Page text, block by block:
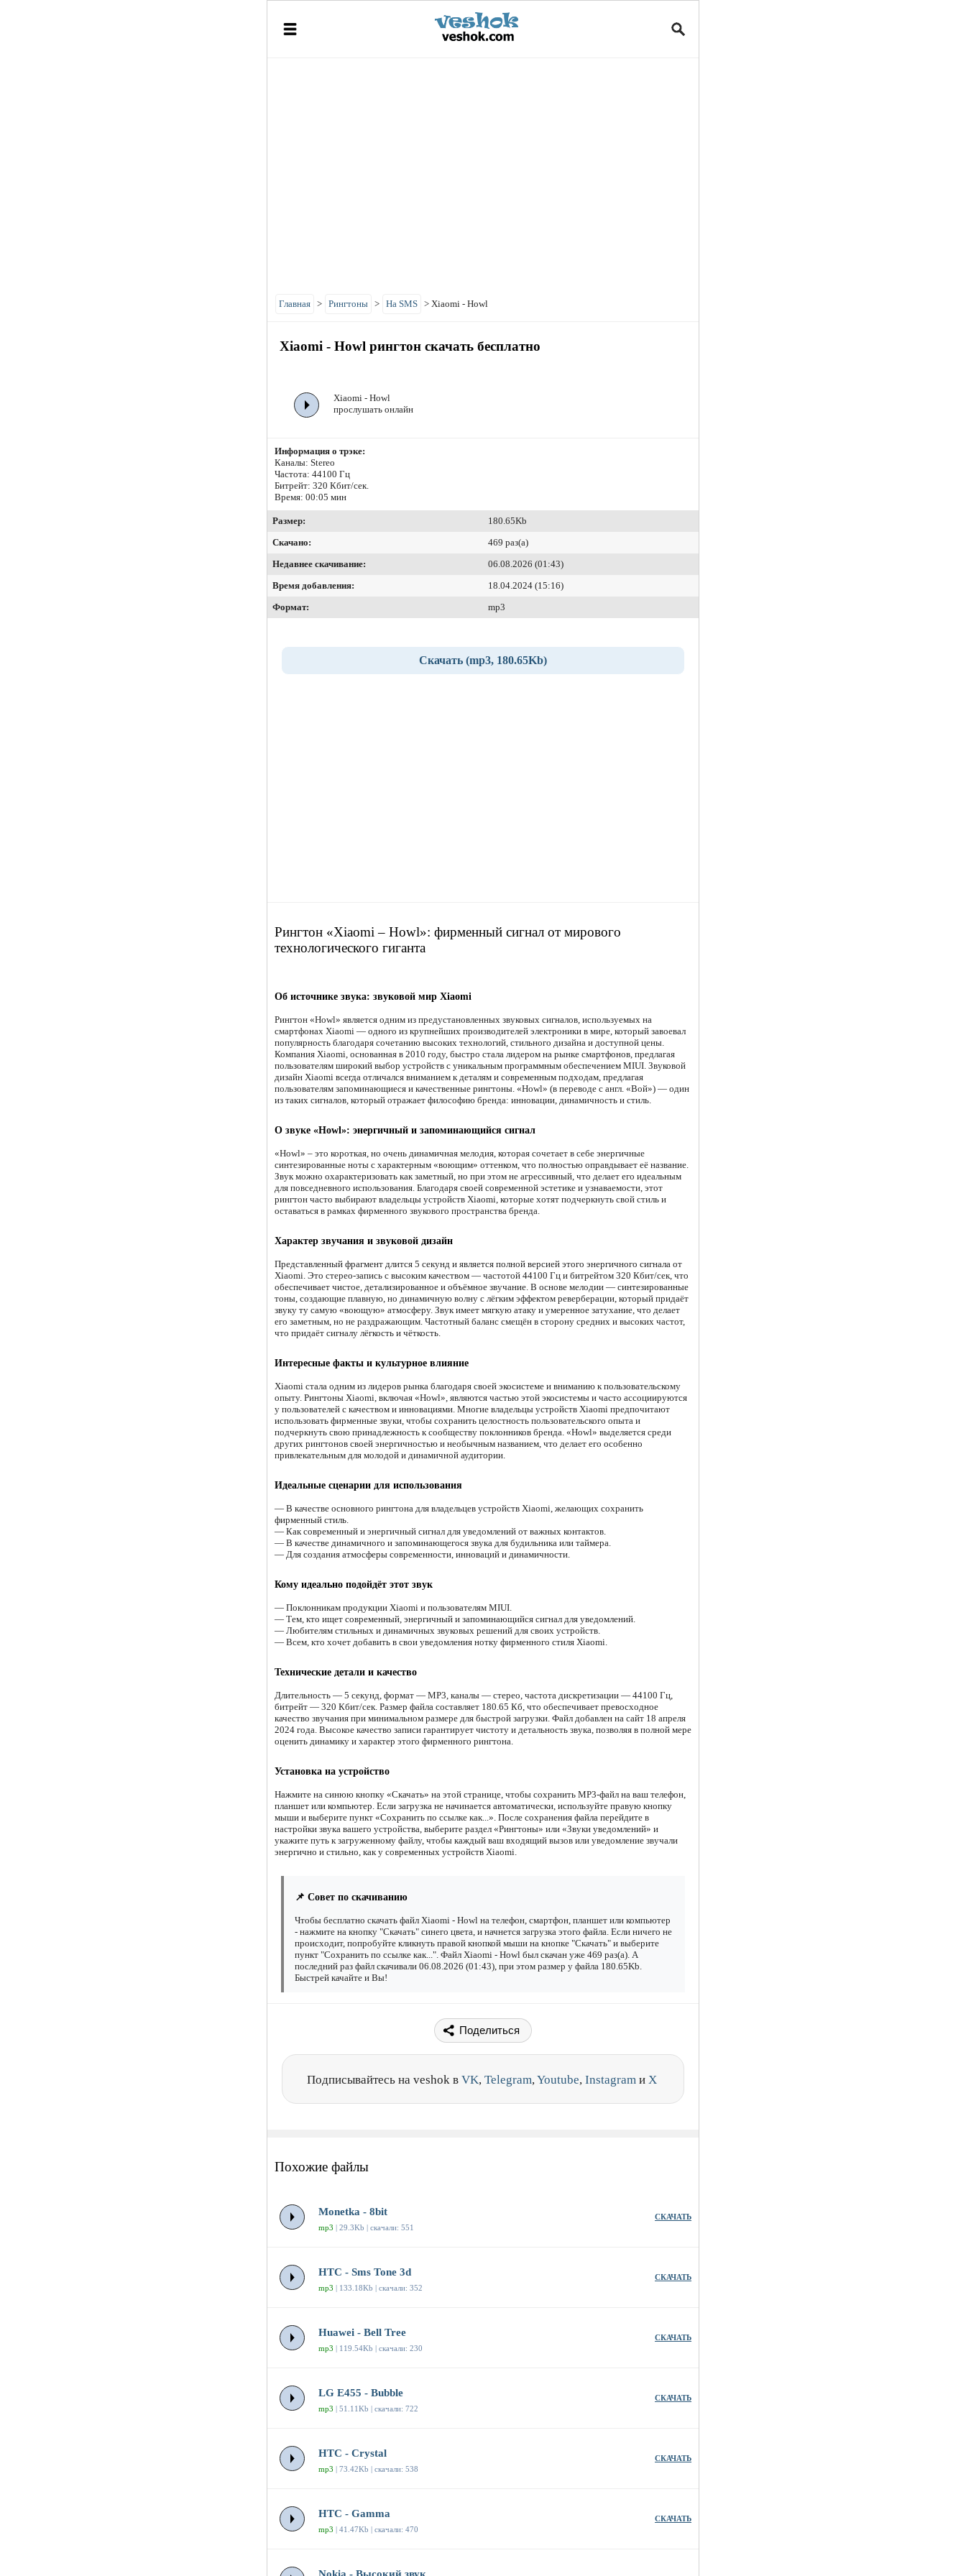
Главная > Рингтоны > На SMS > Xiaomi - Howl
Xiaomi - Howl рингтон скачать бесплатно
Xiaomi - Howl
прослушать онлайн
Информация о трэке:
Каналы: Stereo
Частота: 44100 Гц
Битрейт: 320 Кбит/сек.
Время: 00:05 мин
Размер:
180.65Kb
Скачано:
469 раз(а)
Недавнее скачивание:
06.08.2026 (01:43)
Время добавления:
18.04.2024 (15:16)
Формат:
mp3
Скачать (mp3, 180.65Kb)
Рингтон «Xiaomi – Howl»: фирменный сигнал от мирового
технологического гиганта
Об источнике звука: звуковой мир Xiaomi
Рингтон «Howl» является одним из предустановленных звуковых сигналов, используемых на
смартфонах Xiaomi — одного из крупнейших производителей электроники в мире, который завоевал
популярность благодаря сочетанию высоких технологий, стильного дизайна и доступной цены.
Компания Xiaomi, основанная в 2010 году, быстро стала лидером на рынке смартфонов, предлагая
пользователям широкий выбор устройств с уникальным программным обеспечением MIUI. Звуковой
дизайн Xiaomi всегда отличался вниманием к деталям и современным подходам, предлагая
пользователям запоминающиеся и качественные рингтоны. «Howl» (в переводе с англ. «Вой») — один
из таких сигналов, который отражает философию бренда: инновации, динамичность и стиль.
О звуке «Howl»: энергичный и запоминающийся сигнал
«Howl» – это короткая, но очень динамичная мелодия, которая сочетает в себе энергичные
синтезированные ноты с характерным «воющим» оттенком, что полностью оправдывает её название.
Звук можно охарактеризовать как заметный, но при этом не агрессивный, что делает его идеальным
для повседневного использования. Благодаря своей современной эстетике и узнаваемости, этот
рингтон часто выбирают владельцы устройств Xiaomi, которые хотят подчеркнуть свой стиль и
оставаться в рамках фирменного звукового пространства бренда.
Характер звучания и звуковой дизайн
Представленный фрагмент длится 5 секунд и является полной версией этого энергичного сигнала от
Xiaomi. Это стерео-запись с высоким качеством — частотой 44100 Гц и битрейтом 320 Кбит/сек, что
обеспечивает чистое, детализированное и объёмное звучание. В основе мелодии — синтезированные
тоны, создающие плавную, но динамичную волну с лёгким эффектом реверберации, который придаёт
звуку ту самую «воющую» атмосферу. Звук имеет мягкую атаку и умеренное затухание, что делает
его заметным, но не раздражающим. Частотный баланс смещён в сторону средних и высоких частот,
что придаёт сигналу лёгкость и чёткость.
Интересные факты и культурное влияние
Xiaomi стала одним из лидеров рынка благодаря своей экосистеме и вниманию к пользовательскому
опыту. Рингтоны Xiaomi, включая «Howl», являются частью этой экосистемы и часто ассоциируются
у пользователей с качеством и инновациями. Многие владельцы устройств Xiaomi предпочитают
использовать фирменные звуки, чтобы сохранить целостность пользовательского опыта и
подчеркнуть свою принадлежность к сообществу поклонников бренда. «Howl» выделяется среди
других рингтонов своей энергичностью и необычным названием, что делает его особенно
привлекательным для молодой и динамичной аудитории.
Идеальные сценарии для использования
— В качестве основного рингтона для владельцев устройств Xiaomi, желающих сохранить
фирменный стиль.
— Как современный и энергичный сигнал для уведомлений от важных контактов.
— В качестве динамичного и запоминающегося звука для будильника или таймера.
— Для создания атмосферы современности, инноваций и динамичности.
Кому идеально подойдёт этот звук
— Поклонникам продукции Xiaomi и пользователям MIUI.
— Тем, кто ищет современный, энергичный и запоминающийся сигнал для уведомлений.
— Любителям стильных и динамичных звуковых решений для своих устройств.
— Всем, кто хочет добавить в свои уведомления нотку фирменного стиля Xiaomi.
Технические детали и качество
Длительность — 5 секунд, формат — MP3, каналы — стерео, частота дискретизации — 44100 Гц,
битрейт — 320 Кбит/сек. Размер файла составляет 180.65 Кб, что обеспечивает превосходное
качество звучания при минимальном размере для быстрой загрузки. Файл добавлен на сайт 18 апреля
2024 года. Высокое качество записи гарантирует чистоту и детальность звука, позволяя в полной мере
оценить динамику и характер этого фирменного рингтона.
Установка на устройство
Нажмите на синюю кнопку «Скачать» на этой странице, чтобы сохранить MP3-файл на ваш телефон,
планшет или компьютер. Если загрузка не начинается автоматически, используйте правую кнопку
мыши и выберите пункт «Сохранить по ссылке как...». После сохранения файла перейдите в
настройки звука вашего устройства, выберите раздел «Рингтоны» или «Звуки уведомлений» и
укажите путь к загруженному файлу, чтобы каждый ваш входящий вызов или уведомление звучали
энергично и стильно, как у современных устройств Xiaomi.
📌 Совет по скачиванию
Чтобы бесплатно скачать файл Xiaomi - Howl на телефон, смартфон, планшет или компьютер
- нажмите на кнопку "Скачать" синего цвета, и начнется загрузка этого файла. Если ничего не
происходит, попробуйте кликнуть правой кнопкой мыши на кнопке "Скачать" и выберите
пункт "Сохранить по ссылке как...". Файл Xiaomi - Howl был скачан уже 469 раз(а). А
последний раз файл скачивали 06.08.2026 (01:43), при этом размер у файла 180.65Kb.
Быстрей качайте и Вы!
Поделиться
Подписывайтесь на veshok в VK, Telegram,Youtube, Instagram и X
Похожие файлы
Monetka - 8bit
mp3 | 29.3Kb | скачали: 551
СКАЧАТЬ
HTC - Sms Tone 3d
mp3 | 133.18Kb | скачали: 352
СКАЧАТЬ
Huawei - Bell Tree
mp3 | 119.54Kb | скачали: 230
СКАЧАТЬ
LG E455 - Bubble
mp3 | 51.11Kb | скачали: 722
СКАЧАТЬ
HTC - Crystal
mp3 | 73.42Kb | скачали: 538
СКАЧАТЬ
HTC - Gamma
mp3 | 41.47Kb | скачали: 470
СКАЧАТЬ